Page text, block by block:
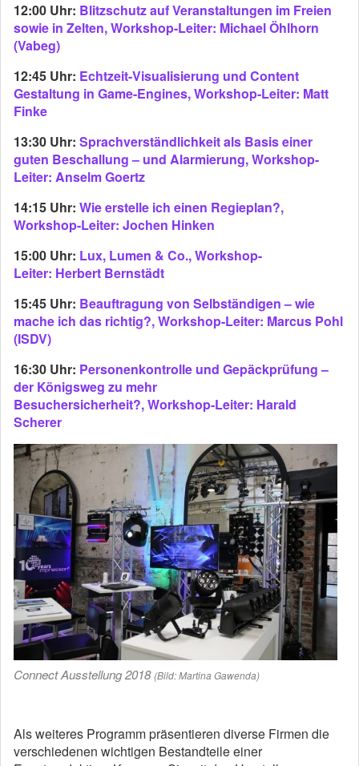
12:00 Uhr: Blitzschutz auf Veranstaltungen im Freien
sowie in Zelten, Workshop-Leiter: Michael Öhlhorn
(Vabeg)
12:45 Uhr: Echtzeit-Visualisierung und Content
Gestaltung in Game-Engines, Workshop-Leiter: Matt
Finke
13:30 Uhr: Sprachverständlichkeit als Basis einer
guten Beschallung – und Alarmierung, Workshop-
Leiter: Anselm Goertz
14:15 Uhr: Wie erstelle ich einen Regieplan?,
Workshop-Leiter: Jochen Hinken
15:00 Uhr: Lux, Lumen & Co., Workshop-
Leiter: Herbert Bernstädt
15:45 Uhr: Beauftragung von Selbständigen – wie
mache ich das richtig?, Workshop-Leiter: Marcus Pohl
(ISDV)
16:30 Uhr: Personenkontrolle und Gepäckprüfung –
der Königsweg zu mehr
Besuchersicherheit?, Workshop-Leiter: Harald
Scherer
Connect Ausstellung 2018 (Bild: Martina Gawenda)
Als weiteres Programm präsentieren diverse Firmen die
verschiedenen wichtigen Bestandteile einer